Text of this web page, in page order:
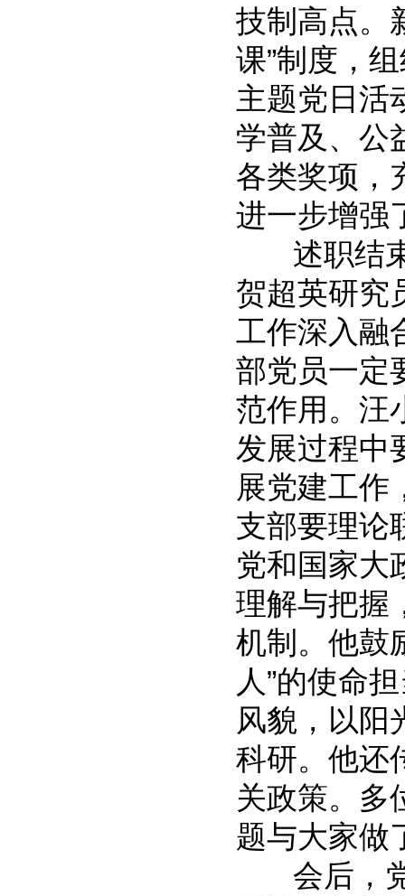
技制高点。
课”制度，
主题党日活
学普及、公
各类奖项，
进一步增强
述职结束
贺超英研究
工作深入融
部党员一定
范作用。汪
发展过程中
展党建工作
支部要理论
党和国家大
理解与把握
机制。他鼓
人”的使命
风貌，以阳
科研。他还
关政策。多
题与大家做
会后，党